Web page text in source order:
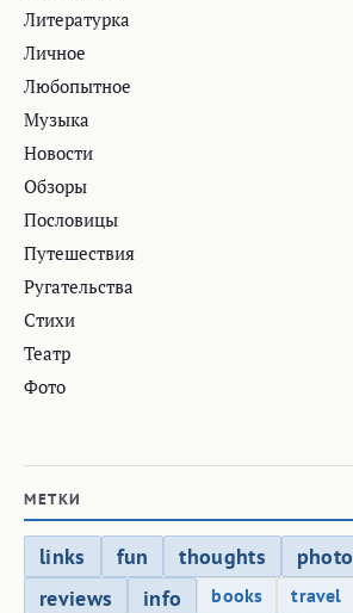
Литературка
Личное
Любопытное
Музыка
Новости
Обзоры
Пословицы
Путешествия
Ругательства
Стихи
Театр
Фото
МЕТКИ
links fun thoughts photo
reviews
info books travel